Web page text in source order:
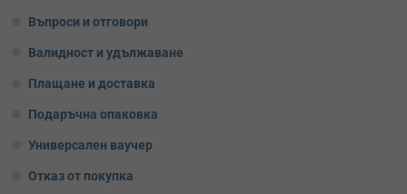
Въпроси и отговори
Валидност и удължаване
Плащане и доставка
Подаръчна опаковка
Универсален ваучер
Отказ от покупка